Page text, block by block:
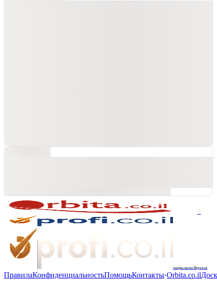
+
специалисты Израиля
ПравилаКонфиденциальностьПомощьКонтакты·Orbita.co.il